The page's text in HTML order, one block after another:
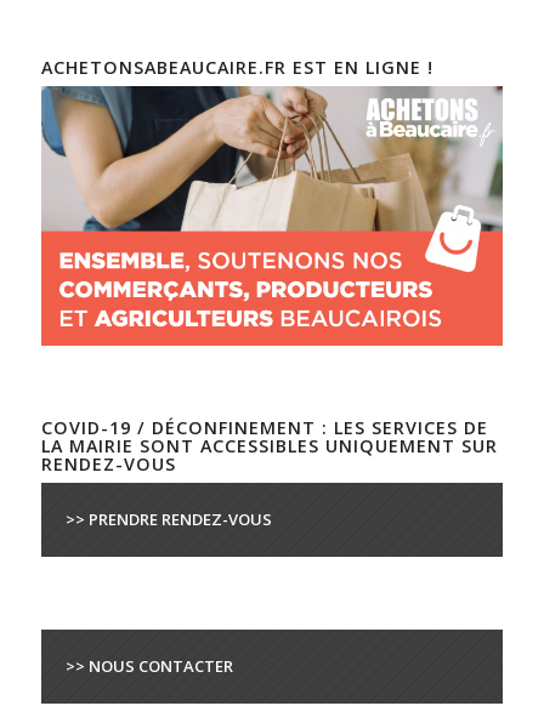
ACHETONSABEAUCAIRE.FR EST EN LIGNE !
COVID-19 / DÉCONFINEMENT : LES SERVICES DE
LA MAIRIE SONT ACCESSIBLES UNIQUEMENT SUR
RENDEZ-VOUS
>> PRENDRE RENDEZ-VOUS
>> NOUS CONTACTER